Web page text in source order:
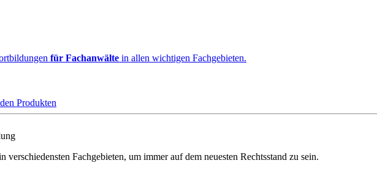
für Fachanwälte in allen wichtigen Fachgebieten.
Produkten
Fachgebieten, um immer auf dem neuesten Rechtsstand zu sein.